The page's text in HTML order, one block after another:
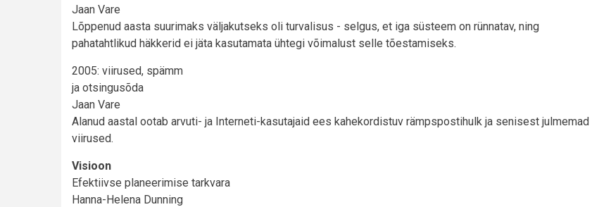
Jaan Vare
Lõppenud aasta suurimaks väljakutseks oli turvalisus - selgus, et iga süsteem on rünnatav, ning
pahatahtlikud häkkerid ei jäta kasutamata ühtegi võimalust selle tõestamiseks.
2005: viirused, spämm
ja otsingusõda
Jaan Vare
Alanud aastal ootab arvuti- ja Interneti-kasutajaid ees kahekordistuv rämpspostihulk ja senisest julmemad
viirused.
Visioon
Efektiivse planeerimise tarkvara
Hanna-Helena Dunning